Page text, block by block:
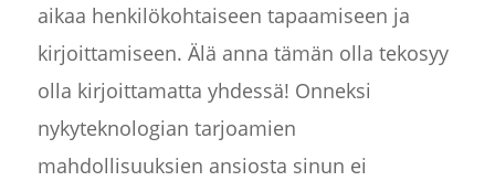
aikaa henkilökohtaiseen tapaamiseen ja
kirjoittamiseen. Älä anna tämän olla tekosyy
olla kirjoittamatta yhdessä! Onneksi
nykyteknologian tarjoamien
mahdollisuuksien ansiosta sinun ei